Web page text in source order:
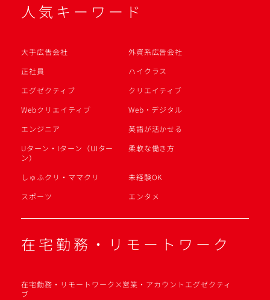
人気キーワード
大手広告会社
外資系広告会社
正社員
ハイクラス
エグゼクティブ
クリエイティブ
Webクリエイティブ
Web・デジタル
エンジニア
英語が活かせる
Uターン・Iターン（UIター
ン）
柔軟な働き方
しゅふクリ・ママクリ
未経験OK
スポーツ
エンタメ
在宅勤務・リモートワーク
在宅勤務・リモートワーク×営業・アカウントエグゼクティ
ブ